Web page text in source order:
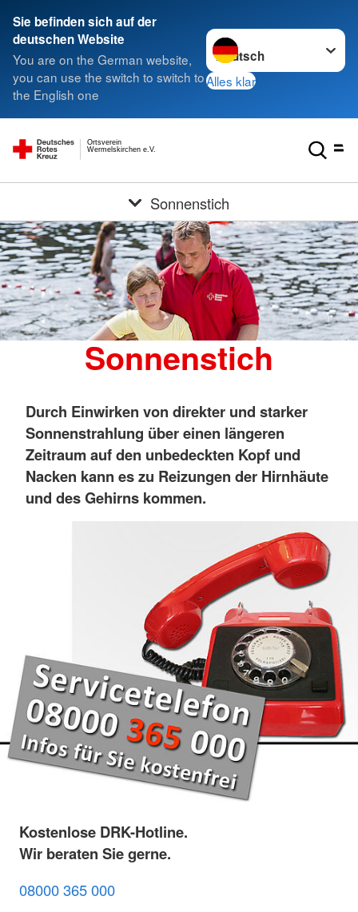
Sie befinden sich auf der
deutschen Website
You are on the German website,
you can use the switch to switch to
the English one
Sprache wechseln zu
Alles klar
Wermelskirchen e.V.
Ortsverein
Sonnenstich
Sonnenstich
Durch Einwirken von direkter und starker
Sonnenstrahlung über einen längeren
Zeitraum auf den unbedeckten Kopf und
Nacken kann es zu Reizungen der Hirnhäute
und des Gehirns kommen.
Kostenlose DRK-Hotline.
Wir beraten Sie gerne.
08000 365 000